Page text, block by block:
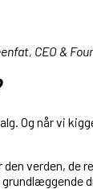
CEO &
Og når vi
verden, de
grundlæggende